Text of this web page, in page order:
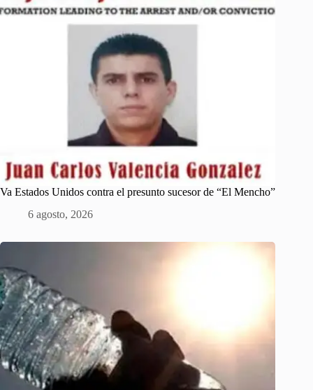
Va Estados Unidos contra el presunto sucesor de “El Mencho”
6 agosto, 2026